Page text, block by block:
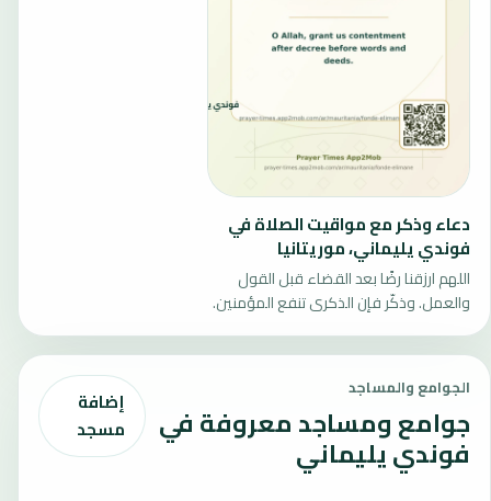
دعاء وذكر مع مواقيت الصلاة في
فوندي يليماني، موريتانيا
اللهم ارزقنا رضًا بعد القضاء قبل القول
والعمل. وذكّر فإن الذكرى تنفع المؤمنين.
الجوامع والمساجد
جوامع ومساجد معروفة في
فوندي يليماني
إضافة
مسجد